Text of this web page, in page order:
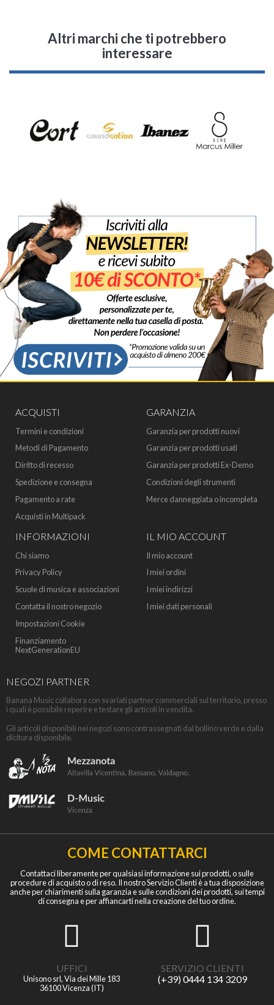
Altri marchi che ti potrebbero
interessare
ACQUISTI
Termini e condizioni
Metodi di Pagamento
Diritto di recesso
Spedizione e consegna
Pagamento a rate
Acquisti in Multipack
GARANZIA
Garanzia per prodotti nuovi
Garanzia per prodotti usati
Garanzia per prodotti Ex-Demo
Condizioni degli strumenti
Merce danneggiata o incompleta
INFORMAZIONI
Chi siamo
Privacy Policy
Scuole di musica e associazioni
Contatta il nostro negozio
Impostazioni Cookie
Finanziamento
NextGenerationEU
IL MIO ACCOUNT
Il mio account
I miei ordini
I miei indirizzi
I miei dati personali
NEGOZI PARTNER
Banana Music collabora con svariati partner commerciali sul territorio, presso
i quali è possibile reperire e testare gli articoli in vendita.
Gli articoli disponibili nei negozi sono contrassegnati dal bollino verde e dalla
dicitura disponibile.
COME CONTATTARCI
Contattaci liberamente per qualsiasi informazione sui prodotti, o sulle
procedure di acquisto o di reso. Il nostro Servizio Clienti è a tua disposizione
anche per chiarimenti sulla garanzia e sulle condizioni dei prodotti, sui tempi
di consegna e per affiancarti nella creazione del tuo ordine.
UFFICI
Unisono srl, Via dei Mille 183
36100 Vicenza (IT)
SERVIZIO CLIENTI
(+39) 0444 134 3209